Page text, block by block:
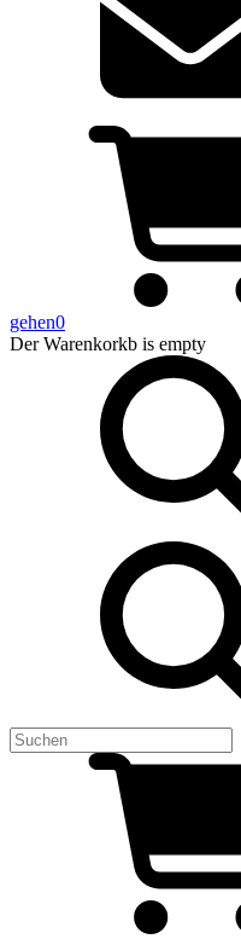
gehen0
Der Warenkorkb is empty